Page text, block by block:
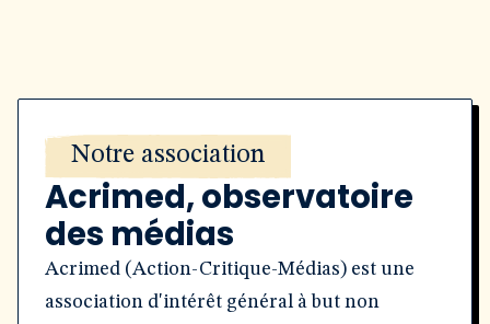
Notre association
Acrimed, observatoire
des médias
Acrimed (Action-Critique-Médias) est une
association d'intérêt général à but non